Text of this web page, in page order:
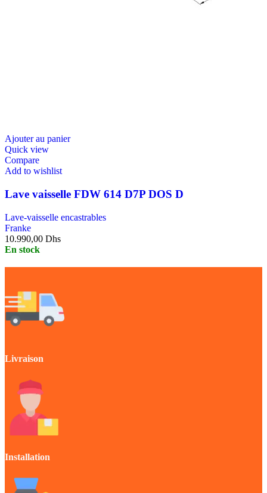
Ajouter au panier
Quick view
Compare
Add to wishlist
Lave vaisselle FDW 614 D7P DOS D
Lave-vaisselle encastrables
Franke
10.990,00 Dhs
En stock
Livraison
Installation